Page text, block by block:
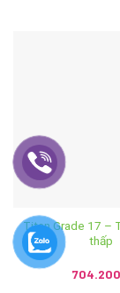
Titan Grade 17 –
thấp
704.200